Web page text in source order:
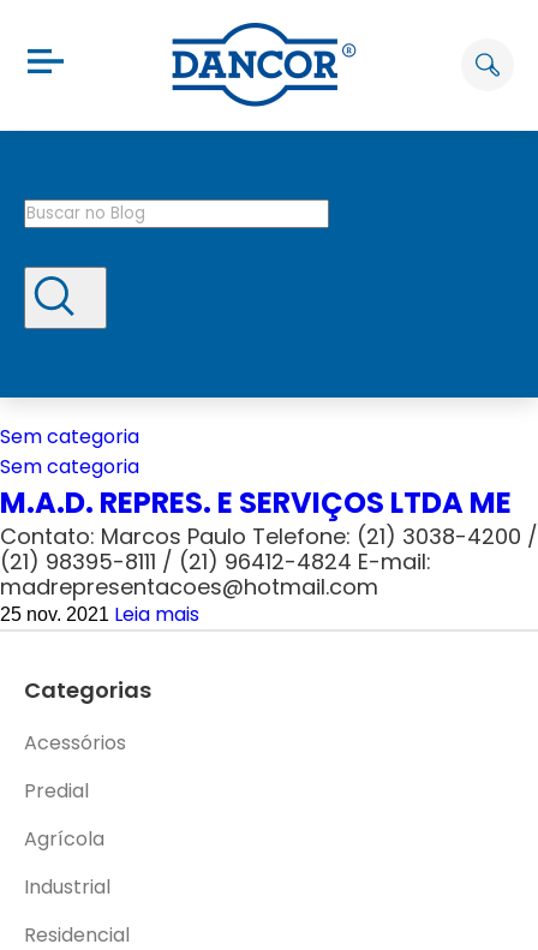
Sem categoria
Sem categoria
M.A.D. REPRES. E SERVIÇOS LTDA ME
Contato: Marcos Paulo Telefone: (21) 3038-4200 /
(21) 98395-8111 / (21) 96412-4824 E-mail:
madrepresentacoes@hotmail.com
25 nov. 2021 Leia mais
Categorias
Acessórios
Predial
Agrícola
Industrial
Residencial